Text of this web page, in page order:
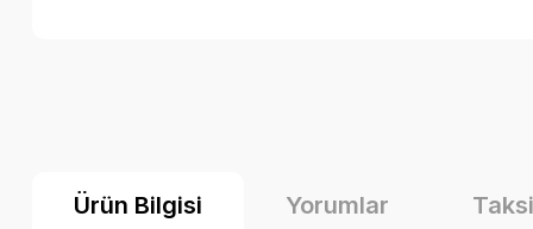
Ürün Bilgisi Yorumlar